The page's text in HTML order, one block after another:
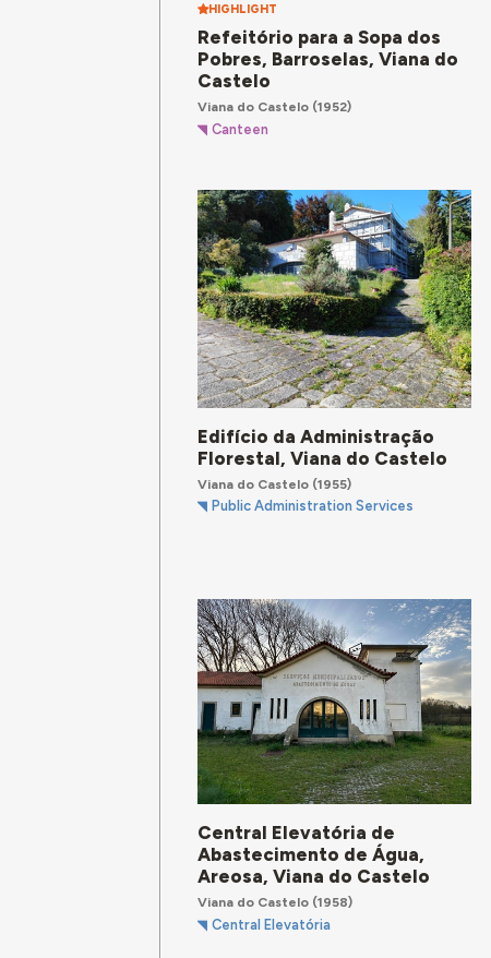
HIGHLIGHT
Refeitório para a Sopa dos
Pobres, Barroselas, Viana do
Castelo
Viana do Castelo (1952)
Canteen
Edifício da Administração
Florestal, Viana do Castelo
Viana do Castelo (1955)
Public Administration Services
Central Elevatória de
Abastecimento de Água,
Areosa, Viana do Castelo
Viana do Castelo (1958)
Central Elevatória